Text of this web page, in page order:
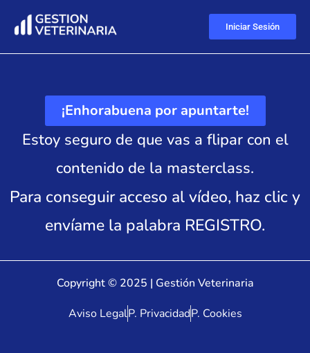
Iniciar Sesión
¡Enhorabuena por apuntarte!​
Estoy seguro de que vas a flipar con el
contenido de la masterclass.
Para conseguir acceso al vídeo, haz clic y
envíame la palabra REGISTRO.
Copyright © 2025 | Gestión Veterinaria
Aviso LegalP. PrivacidadP. Cookies